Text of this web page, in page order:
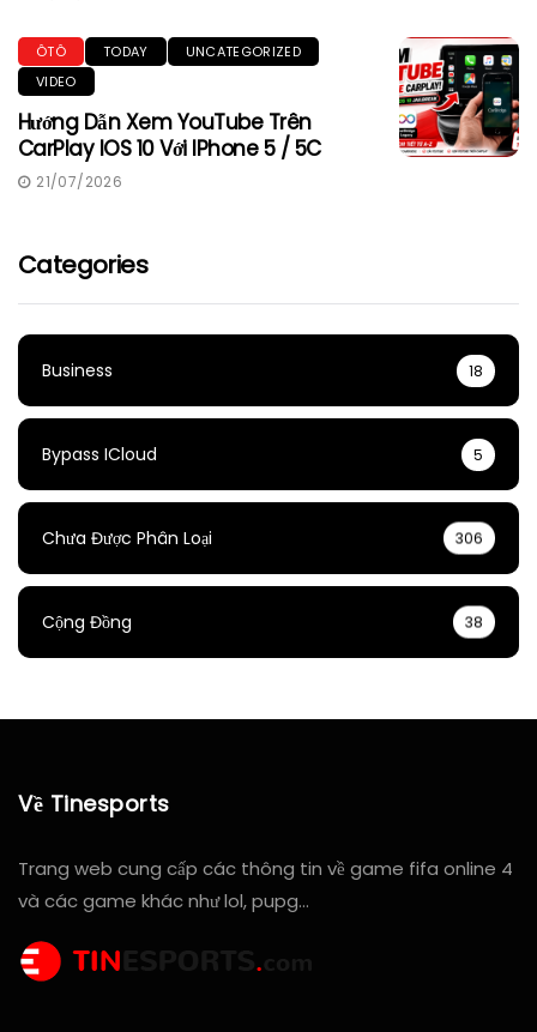
ÔTÔ TODAY
UNCATEGORIZED
VIDEO
Hướng Dẫn Xem YouTube Trên
CarPlay IOS 10 Với IPhone 5 / 5C
21/07/2026
Categories
Business 18
Bypass ICloud 5
Chưa Được Phân Loại 306
Cộng Đồng 38
Về Tinesports
Trang web cung cấp các thông tin về game fifa online 4
và các game khác như lol, pupg…